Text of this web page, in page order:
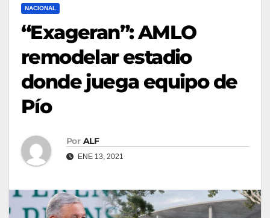
NACIONAL
“Exageran”: AMLO
remodelar estadio
donde juega equipo de
Pío
Por ALF
ENE 13, 2021